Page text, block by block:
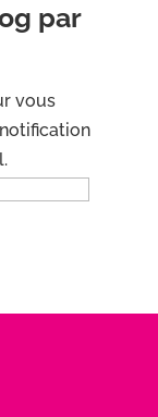
par
vous